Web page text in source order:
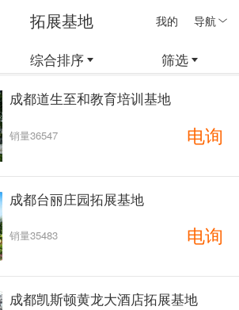
我的 导航
拓展基地
综合排序 筛选
成都道生至和教育培训基地
销量36547 电询
成都台丽庄园拓展基地
销量35483 电询
成都凯斯顿黄龙大酒店拓展基地